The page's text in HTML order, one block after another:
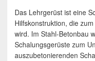
Das Lehrgerüst ist eine
Hilfskonstruktion, die
wird. Im Stahl-Betonbau
Schalungsgerüste zum
auszubetonierenden